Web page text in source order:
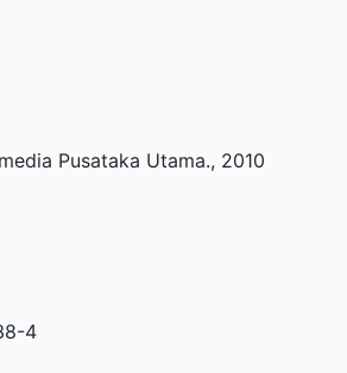
Pusataka Utama., 2010
4